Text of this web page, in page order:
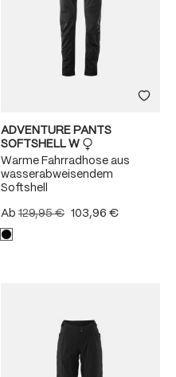
ADVENTURE PANTS
SOFTSHELL W
Warme Fahrradhose aus
wasserabweisendem
Softshell
Ab 129,95 € 103,96 €